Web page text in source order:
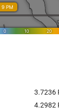
3.7236
4.2982